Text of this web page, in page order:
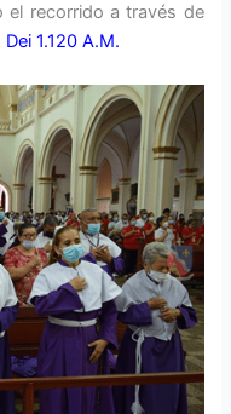
recorrido a través de
1.120 A.M.